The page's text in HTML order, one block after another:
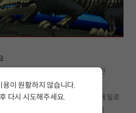
시대 배경을 재료로 이루어진 거대한
그녀의 해커 파트너 아야네는 뜻밖에 일로
다-그녀들은 실종된 동생을 찾으러
용이 원활하지 않습니다.
다시 시도해주세요.
원활하지 않습니다. <br/> 잠시 후 다시 시도